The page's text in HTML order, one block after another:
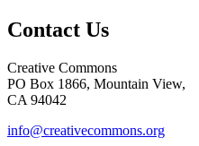
Contact Us
Creative Commons
PO Box 1866, Mountain View,
CA 94042
info@creativecommons.org